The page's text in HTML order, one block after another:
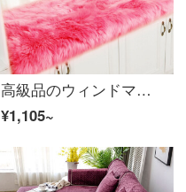
高級品のウィンドマットを注文して冬のヨーロッパ式の真皮の羊毛のソファクッション滑り止めの羊の毛の绒のソファーのクッションを作って窓のピンクの60*60 cmを翻します。
¥1,105~